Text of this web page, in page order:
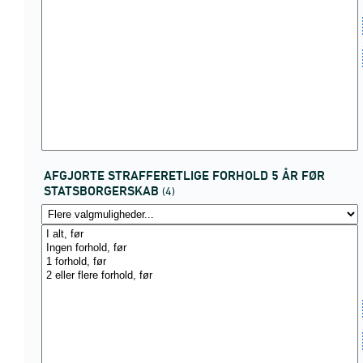
AFGJORTE STRAFFERETLIGE FORHOLD 5 ÅR FØR
STATSBORGERSKAB (4)